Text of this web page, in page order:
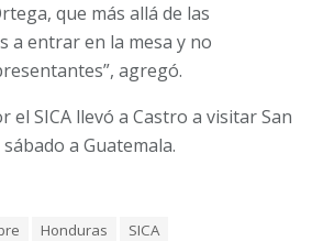
que más allá de las
a entrar en la mesa y no
agregó.
el SICA llevó a Castro a visitar San
a Guatemala.
Honduras
SICA